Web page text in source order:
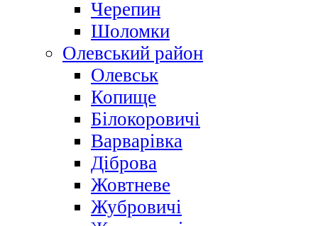
Черепин
Шоломки
Олевський район
Олевськ
Копище
Білокоровичі
Варварівка
Діброва
Жовтневе
Жубровичі